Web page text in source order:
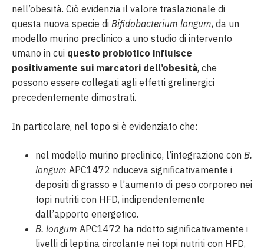
nell’obesità. Ciò evidenzia il valore traslazionale di
questa nuova specie di Bifidobacterium longum, da un
modello murino preclinico a uno studio di intervento
umano in cui questo probiotico influisce
positivamente sui marcatori dell’obesità, che
possono essere collegati agli effetti grelinergici
precedentemente dimostrati.
In particolare, nel topo si è evidenziato che:
nel modello murino preclinico, l’integrazione con B.
longum APC1472 riduceva significativamente i
depositi di grasso e l’aumento di peso corporeo nei
topi nutriti con HFD, indipendentemente
dall’apporto energetico.
B. longum APC1472 ha ridotto significativamente i
livelli di leptina circolante nei topi nutriti con HFD,